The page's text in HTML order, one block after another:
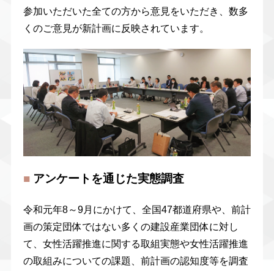
参加いただいた全ての方から意見をいただき、数多
くのご意見が新計画に反映されています。
■アンケートを通じた実態調査
令和元年8～9月にかけて、全国47都道府県や、前計
画の策定団体ではない多くの建設産業団体に対し
て、女性活躍推進に関する取組実態や女性活躍推進
の取組みについての課題、前計画の認知度等を調査